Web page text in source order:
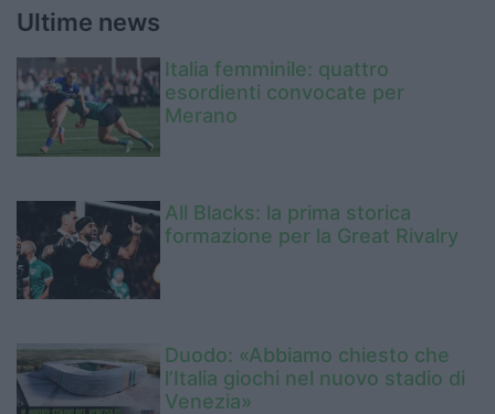
Ultime news
Italia femminile: quattro
esordienti convocate per
Merano
All Blacks: la prima storica
formazione per la Great Rivalry
Duodo: «Abbiamo chiesto che
l’Italia giochi nel nuovo stadio di
Venezia»